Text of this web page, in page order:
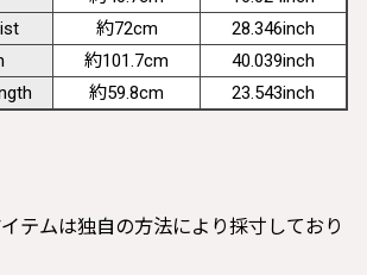
約72cm
28.346inch
約101.7cm
40.039inch
約59.8cm 23.543inch
テムは独自の方法により採寸しており